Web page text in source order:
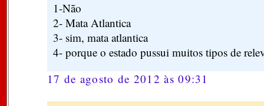
1-Não
2- Mata Atlantica
3- sim, mata atlantica
4- porque o estado pussui muitos tipos de
17 de agosto de 2012 às 09:31